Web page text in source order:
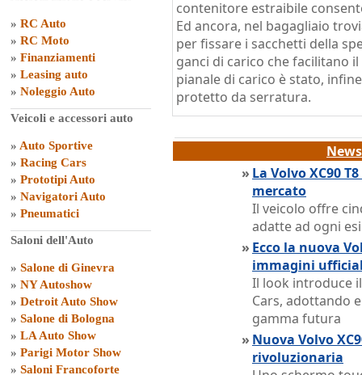
» RC Auto
» RC Moto
» Finanziamenti
» Leasing auto
» Noleggio Auto
Veicoli e accessori auto
» Auto Sportive
» Racing Cars
» Prototipi Auto
» Navigatori Auto
» Pneumatici
Saloni dell'Auto
» Salone di Ginevra
» NY Autoshow
» Detroit Auto Show
» Salone di Bologna
» LA Auto Show
» Parigi Motor Show
» Saloni Francoforte
contenitore estraibile
Ed ancora, nel bagagliaio
per fissare i sacchetti della
ganci di carico che facilitano
pianale di carico è stato,
protetto da serratura.
» La Volvo XC90
mercato
Il veicolo offre
adatte ad ogni
» Ecco la nuova
immagini
Il look introduce
Cars, adottando
gamma futura
» Nuova Volvo
rivoluzionaria